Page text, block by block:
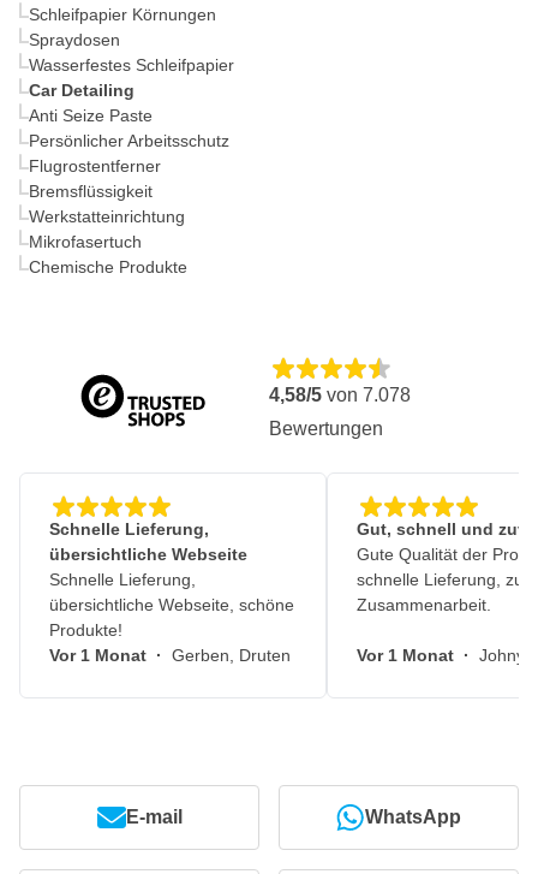
Schleifpapier Körnungen
Spraydosen
Wasserfestes Schleifpapier
Car Detailing
Anti Seize Paste
Persönlicher Arbeitsschutz
Flugrostentferner
Bremsflüssigkeit
Werkstatteinrichtung
Mikrofasertuch
Chemische Produkte
4,58/5 von 7.078
Bewertungen
Schnelle Lieferung,
übersichtliche Webseite
Schnelle Lieferung,
übersichtliche Webseite, schöne
Produkte!
Vor 1 Monat · Gerben, Druten
Gut, schnell und
Gute Qualität der
schnelle Lieferung,
Zusammenarbeit.
Vor 1 Monat · Johny,
E-mail WhatsApp